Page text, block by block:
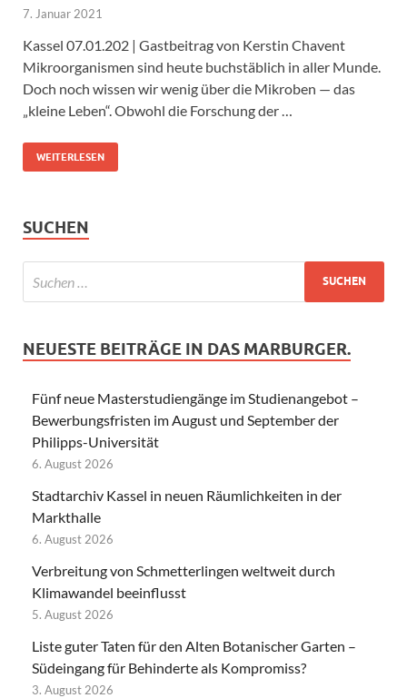
7. Januar 2021
Kassel 07.01.202 | Gastbeitrag von Kerstin Chavent
Mikroorganismen sind heute buchstäblich in aller Munde.
Doch noch wissen wir wenig über die Mikroben — das
„kleine Leben“. Obwohl die Forschung der …
WEITERLESEN
SUCHEN
NEUESTE BEITRÄGE IN DAS MARBURGER.
Fünf neue Masterstudiengänge im Studienangebot –
Bewerbungsfristen im August und September der
Philipps-Universität
6. August 2026
Stadtarchiv Kassel in neuen Räumlichkeiten in der
Markthalle
6. August 2026
Verbreitung von Schmetterlingen weltweit durch
Klimawandel beeinflusst
5. August 2026
Liste guter Taten für den Alten Botanischer Garten –
Südeingang für Behinderte als Kompromiss?
3. August 2026